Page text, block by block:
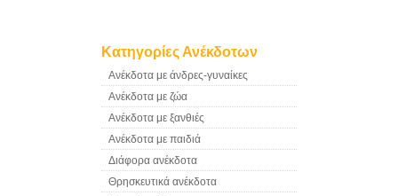
Κατηγορίες Ανέκδοτων
Ανέκδοτα με άνδρες-γυναίκες
Ανέκδοτα με ζώα
Ανέκδοτα με ξανθιές
Ανέκδοτα με παιδιά
Διάφορα ανέκδοτα
Θρησκευτικά ανέκδοτα